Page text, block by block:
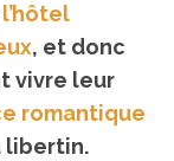
l’hôtel
, et donc
vivre leur
romantique
libertin.